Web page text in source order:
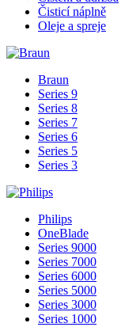
Čisticí náplně
Oleje a spreje
Braun
Series 9
Series 8
Series 7
Series 6
Series 5
Series 3
Philips
OneBlade
Series 9000
Series 7000
Series 6000
Series 5000
Series 3000
Series 1000